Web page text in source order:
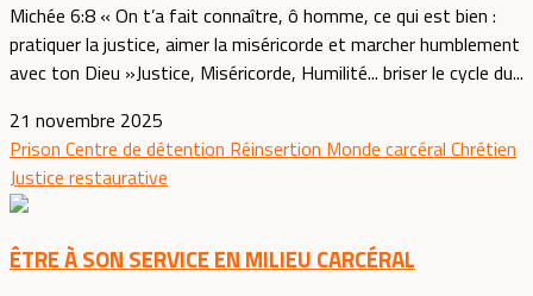
Michée 6:8 « On t’a fait connaître, ô homme, ce qui est bien :
pratiquer la justice, aimer la miséricorde et marcher humblement
avec ton Dieu »Justice, Miséricorde, Humilité... briser le cycle du...
21 novembre 2025
Prison Centre de détention Réinsertion Monde carcéral Chrétien
Justice restaurative
ÊTRE À SON SERVICE EN MILIEU CARCÉRAL